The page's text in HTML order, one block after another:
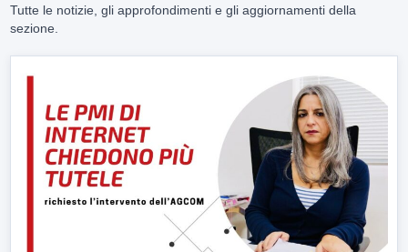
Tutte le notizie, gli approfondimenti e gli aggiornamenti della
sezione.